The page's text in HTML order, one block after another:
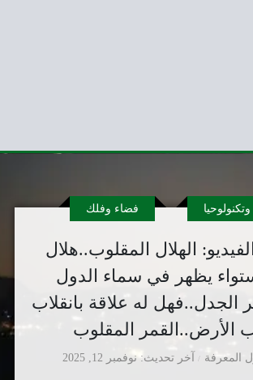
الهلال المقلوب..هلال
يظهر في سماء الدول
الجدل..فهل له علاقة بانقلاب
الأرض..القمر المقلوب
المعرفة
فضاء وفلك
آخر تحديث نوفمبر 12, 2025